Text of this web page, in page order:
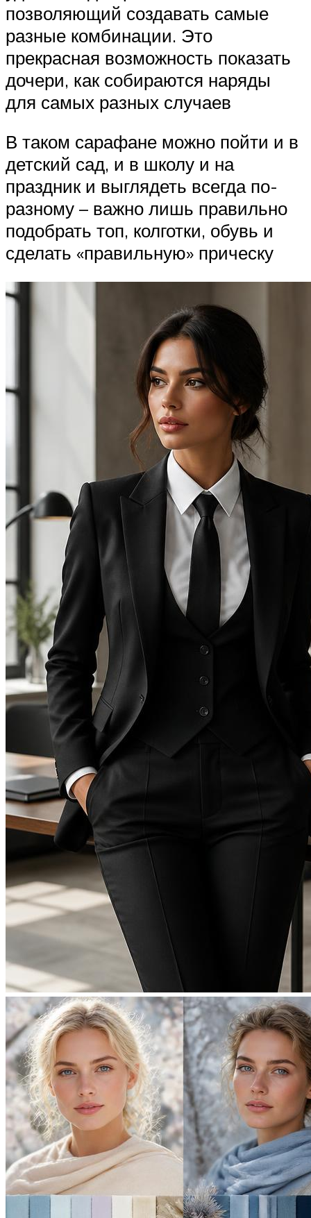
позволяющий создавать самые
разные комбинации. Это
прекрасная возможность показать
дочери, как собираются наряды
для самых разных случаев
В таком сарафане можно пойти и в
детский сад, и в школу и на
праздник и выглядеть всегда по-
разному – важно лишь правильно
подобрать топ, колготки, обувь и
сделать «правильную» прическу